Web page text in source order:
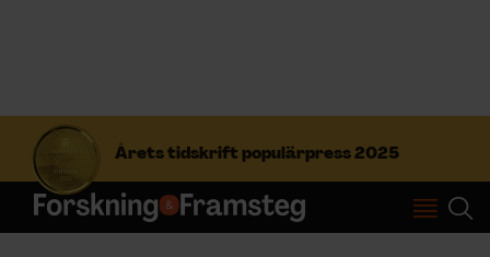
Årets tidskrift populärpress 2025
S
f
t
Prenumerera